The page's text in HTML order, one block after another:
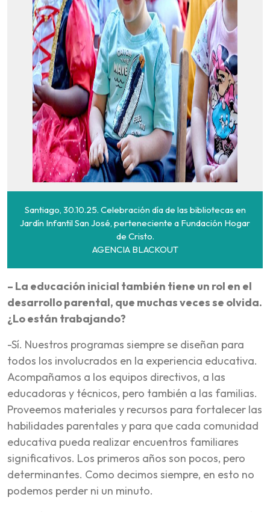
Santiago, 30.10.25. Celebración día de las bibliotecas en
Jardín Infantil San José, perteneciente a Fundación Hogar
de Cristo.
AGENCIA BLACKOUT
– La educación inicial también tiene un rol en el
desarrollo parental, que muchas veces se olvida.
¿Lo están trabajando?
-Sí. Nuestros programas siempre se diseñan para
todos los involucrados en la experiencia educativa.
Acompañamos a los equipos directivos, a las
educadoras y técnicos, pero también a las familias.
Proveemos materiales y recursos para fortalecer las
habilidades parentales y para que cada comunidad
educativa pueda realizar encuentros familiares
significativos. Los primeros años son pocos, pero
determinantes. Como decimos siempre, en esto no
podemos perder ni un minuto.